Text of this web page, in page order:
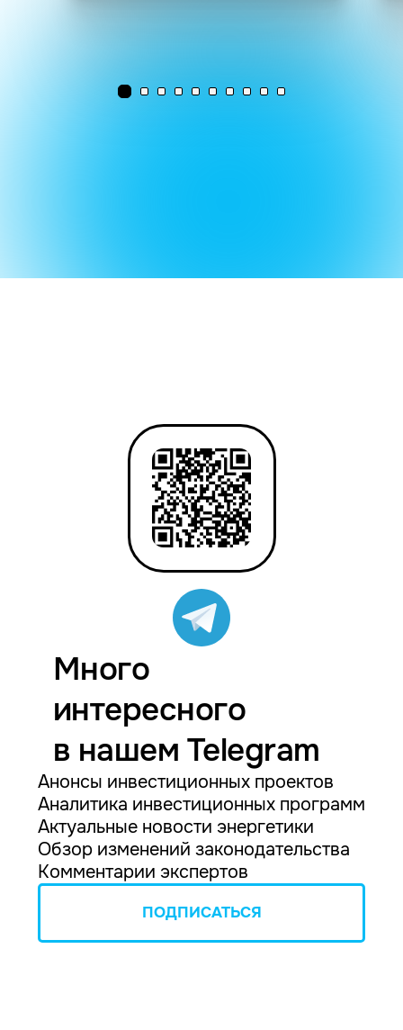
Много
интересного
в нашем Telegram
Анонсы инвестиционных проектов
Аналитика инвестиционных программ
Актуальные новости энергетики
Обзор изменений законодательства
Комментарии экспертов
ПОДПИСАТЬСЯ